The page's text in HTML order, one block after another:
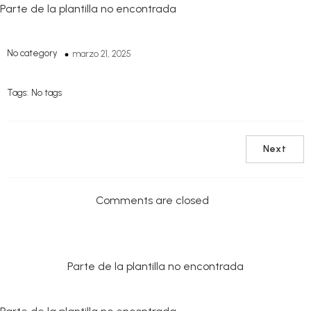
Parte de la plantilla no encontrada
No category marzo 21, 2025
Tags: No tags
Next
Comments are closed
Parte de la plantilla no encontrada